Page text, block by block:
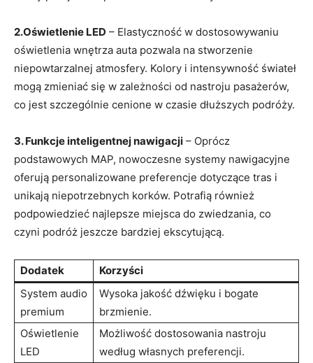
2.Oświetlenie LED – Elastyczność w dostosowywaniu
oświetlenia wnętrza auta pozwala na stworzenie
niepowtarzalnej atmosfery. Kolory i intensywność świateł
mogą zmieniać się w zależności od nastroju pasażerów,
co jest szczególnie cenione w czasie dłuższych podróży.
3. Funkcje inteligentnej nawigacji – Oprócz
podstawowych MAP, nowoczesne systemy nawigacyjne
oferują personalizowane preferencje dotyczące tras i
unikają niepotrzebnych korków. Potrafią również
podpowiedzieć najlepsze miejsca do zwiedzania, co
czyni podróż jeszcze bardziej ekscytującą.
Dodatek
Korzyści
System audio
premium
Wysoka jakość dźwięku i bogate
brzmienie.
Oświetlenie
LED
Możliwość dostosowania nastroju
według własnych preferencji.